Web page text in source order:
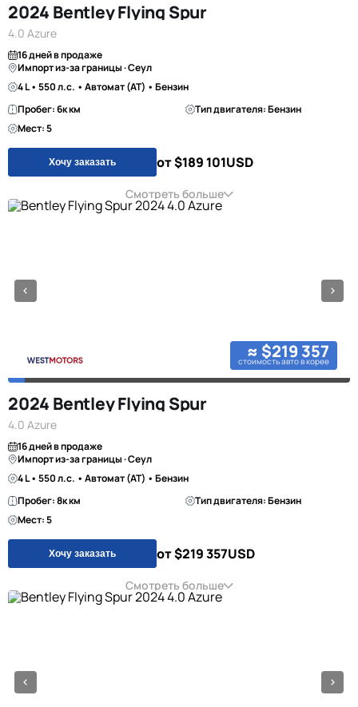
2024 Bentley Flying Spur
4.0 Azure
16 дней в продаже
Импорт из-за границы · Сеул
4 L • 550 л.с. • Автомат (AT) • Бензин
Пробег: 6к км
Тип двигателя: Бензин
Мест: 5
Хочу заказать от $189 101USD
Смотреть больше
≈ $219 357
стоимость авто в корее
2024 Bentley Flying Spur
4.0 Azure
16 дней в продаже
Импорт из-за границы · Сеул
4 L • 550 л.с. • Автомат (AT) • Бензин
Пробег: 8к км
Тип двигателя: Бензин
Мест: 5
Хочу заказать от $219 357USD
Смотреть больше